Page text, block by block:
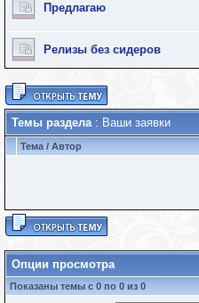
Предлагаю
Релизы без сидеров
Темы раздела: Ваши заявки
Тема / Автор
Опции просмотра
Показаны темы с 0 по 0 из 0